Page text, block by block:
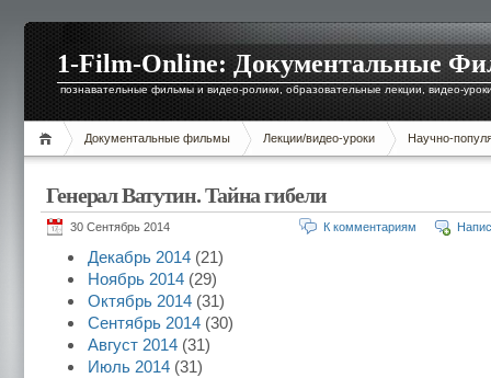
1-Film-Online: Документальные
познавательные фильмы и видео-ролики, образовательные лекции, видео-
Документальные фильмы Лекции/видео-уроки Научно-
Генерал Ватутин. Тайна гибели
30 Сентябрь 2014 К комментариям
Декабрь 2014 (21)
Ноябрь 2014 (29)
Октябрь 2014 (31)
Сентябрь 2014 (30)
Август 2014 (31)
Июль 2014 (31)